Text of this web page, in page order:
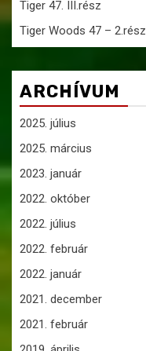
Tiger 47. III.rész
Tiger Woods 47 – 2.rész
ARCHÍVUM
2025. július
2025. március
2023. január
2022. október
2022. július
2022. február
2022. január
2021. december
2021. február